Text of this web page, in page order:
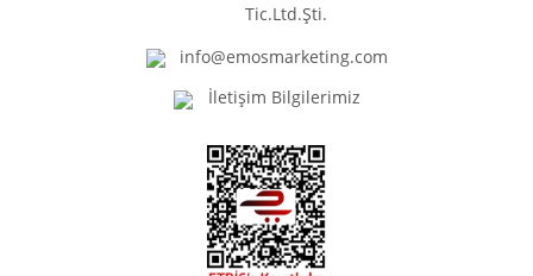
Tic.Ltd.Şti.
info@emosmarketing.com
İletişim Bilgilerimiz